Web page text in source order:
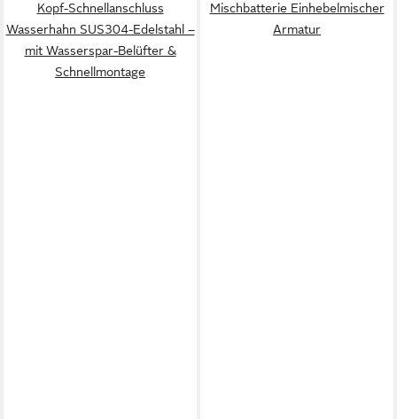
Kopf-Schnellanschluss
Wasserhahn SUS304-Edelstahl –
mit Wasserspar-Belüfter &
Schnellmontage
Mischbatterie Einhebelmischer
Armatur